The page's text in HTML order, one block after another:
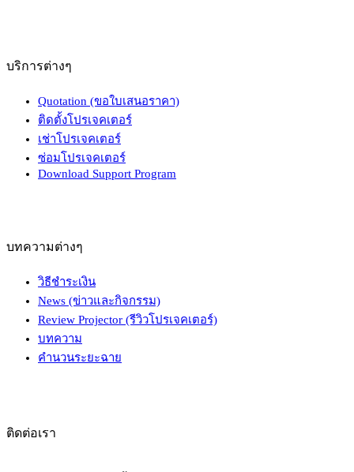
บริการต่างๆ
Quotation (ขอใบเสนอราคา)
ติดตั้งโปรเจคเตอร์
เช่าโปรเจคเตอร์
ซ่อมโปรเจคเตอร์
Download Support Program
บทความต่างๆ
วิธีชำระเงิน
News (ข่าวและกิจกรรม)
Review Projector (รีวิวโปรเจคเตอร์)
บทความ
คำนวนระยะฉาย
ติดต่อเรา